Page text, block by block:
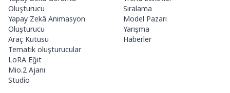
Oluşturucu
Yapay Zekâ Animasyon
Oluşturucu
Araç Kutusu
Tematik oluşturucular
LoRA Eğit
Mio.2 Ajanı
Studio
Sıralama
Model Pazarı
Yarışma
Haberler